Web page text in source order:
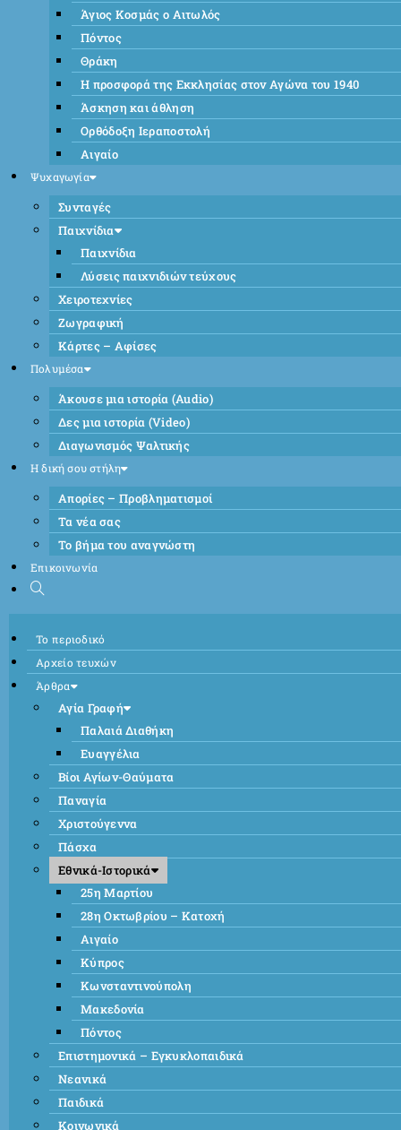
Άγιος Κοσμάς ο Αιτωλός
Πόντος
Θράκη
Η προσφορά της Εκκλησίας στον Αγώνα του 1940
Άσκηση και άθληση
Ορθόδοξη Ιεραποστολή
Αιγαίο
Ψυχαγωγία
Συνταγές
Παιχνίδια
Παιχνίδια
Λύσεις παιχνιδιών τεύχους
Χειροτεχνίες
Ζωγραφική
Κάρτες – Αφίσες
Πολυμέσα
Άκουσε μια ιστορία (Audio)
Δες μια ιστορία (Video)
Διαγωνισμός Ψαλτικής
Η δική σου στήλη
Απορίες – Προβληματισμοί
Τα νέα σας
Το βήμα του αναγνώστη
Επικοινωνία
Το περιοδικό
Αρχείο τευχών
Άρθρα
Αγία Γραφή
Παλαιά Διαθήκη
Ευαγγέλια
Βίοι Αγίων-Θαύματα
Παναγία
Χριστούγεννα
Πάσχα
Εθνικά-Ιστορικά
25η Μαρτίου
28η Οκτωβρίου – Κατοχή
Αιγαίο
Κύπρος
Κωνσταντινούπολη
Μακεδονία
Πόντος
Επιστημονικά – Εγκυκλοπαιδικά
Νεανικά
Παιδικά
Κοινωνικά